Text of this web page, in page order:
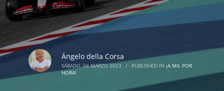
Ángelo della Corsa
SÁBADO, 04 MARZO 2023 / PUBLISHED IN¡A MIL POR
HORA!